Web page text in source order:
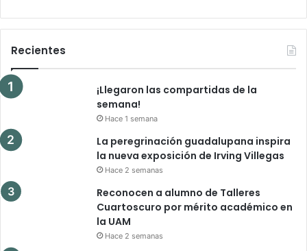
Recientes
¡Llegaron las compartidas de la
semana!
Hace 1 semana
La peregrinación guadalupana inspira
la nueva exposición de Irving Villegas
Hace 2 semanas
Reconocen a alumno de Talleres
Cuartoscuro por mérito académico en
la UAM
Hace 2 semanas